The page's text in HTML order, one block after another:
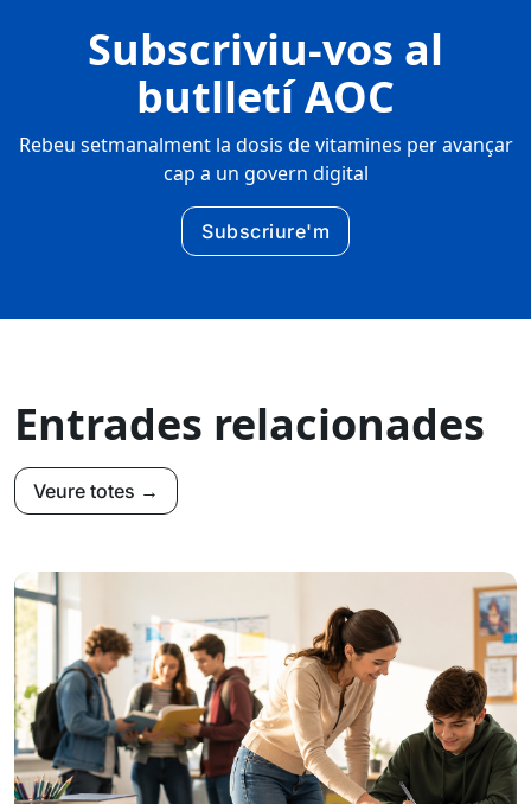
Subscriviu-vos al
butlletí AOC
Rebeu setmanalment la dosis de vitamines per avançar
cap a un govern digital
Subscriure'm
Entrades relacionades
Veure totes →